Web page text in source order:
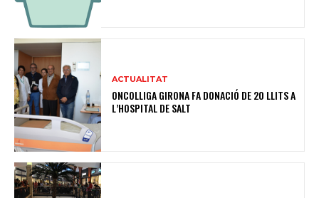
ACTUALITAT
ONCOLLIGA GIRONA FA DONACIÓ DE 20 LLITS A
L’HOSPITAL DE SALT